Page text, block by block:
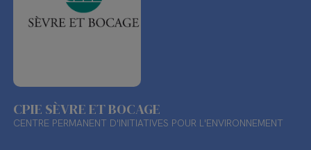
CPIE SÈVRE ET BOCAGE
CENTRE PERMANENT D'INITIATIVES POUR L'ENVIRONNEMENT